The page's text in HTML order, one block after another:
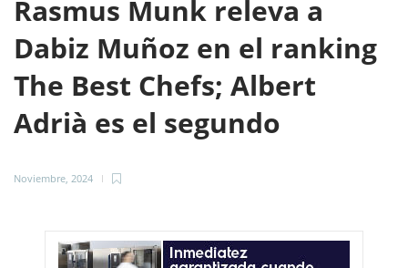
Rasmus Munk releva a
Dabiz Muñoz en el ranking
The Best Chefs; Albert
Adrià es el segundo
Noviembre, 2024